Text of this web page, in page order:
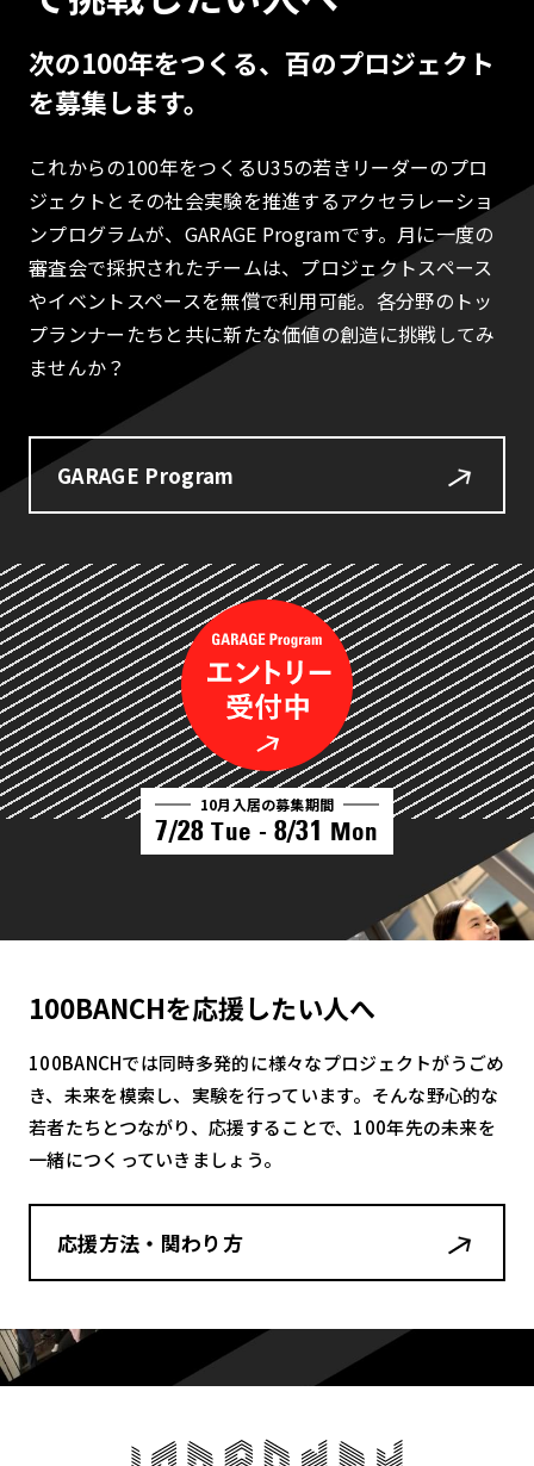
次の100年をつくる、百のプロジェクト
を募集します。
これからの100年をつくるU35の若きリーダーのプロ
ジェクトとその社会実験を推進するアクセラレーショ
ンプログラムが、GARAGE Programです。月に一度の
審査会で採択されたチームは、プロジェクトスペース
やイベントスペースを無償で利用可能。各分野のトッ
プランナーたちと共に新たな価値の創造に挑戦してみ
ませんか？
GARAGE Program
10月入居の募集期間
7/28 Tue - 8/31 Mon
100BANCHを応援したい人へ
100BANCHでは同時多発的に様々なプロジェクトがうごめ
き、未来を模索し、実験を行っています。そんな野心的な
若者たちとつながり、応援することで、100年先の未来を
一緒につくっていきましょう。
応援方法・関わり方